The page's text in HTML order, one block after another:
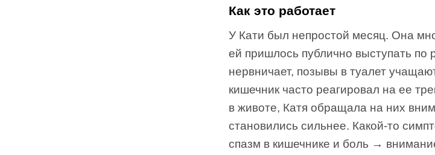
Как это работает
У Кати был непростой месяц. Она
ей пришлось публично выступать по
нервничает, позывы в туалет
кишечник часто реагировал на ее
в животе, Катя обращала на них
становились сильнее. Какой-то
спазм в кишечнике и боль →